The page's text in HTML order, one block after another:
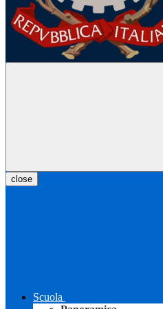
close
Scuola